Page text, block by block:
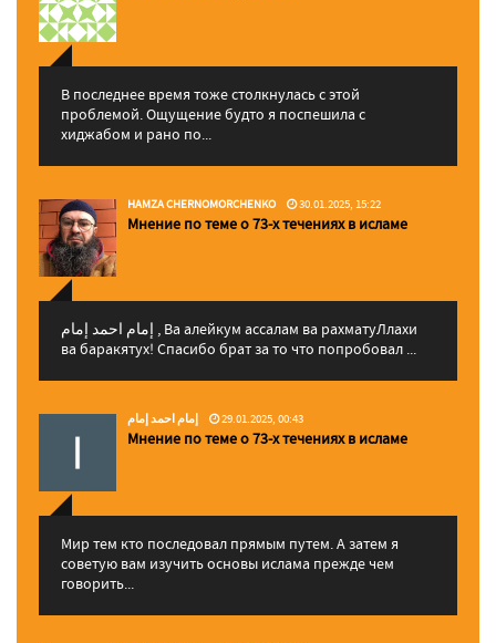
В последнее время тоже столкнулась с этой
проблемой. Ощущение будто я поспешила с
хиджабом и рано по...
HAMZA CHERNOMORCHENKO 30.01.2025, 15:22
Мнение по теме о 73-х течениях в исламе
إمام احمد إمام , Ва алейкум ассалам ва рахматуЛлахи
ва баракятух! Спасибо брат за то что попробовал ...
إمام احمد إمام 29.01.2025, 00:43
Мнение по теме о 73-х течениях в исламе
Мир тем кто последовал прямым путем. А затем я
советую вам изучить основы ислама прежде чем
говорить...